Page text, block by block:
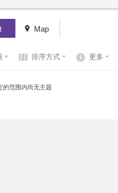
Map
排序方式 更多
的范围内尚无主题